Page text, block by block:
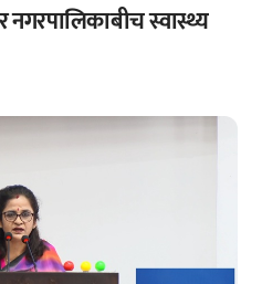
नगरपालिकाबीच स्वास्थ्य